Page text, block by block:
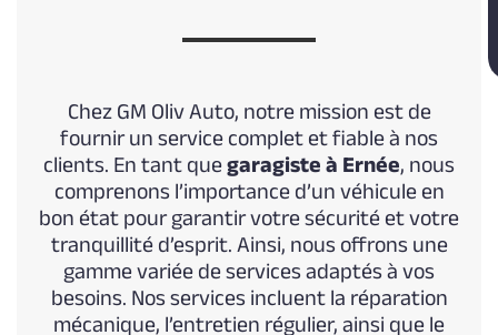
Chez GM Oliv Auto, notre mission est de
fournir un service complet et fiable à nos
clients. En tant quegaragiste à Ernée, nous
comprenons l’importance d’un véhicule en
bon état pour garantir votre sécurité et votre
tranquillité d’esprit. Ainsi, nous offrons une
gamme variée de services adaptés à vos
besoins. Nos services incluent la réparation
mécanique, l’entretien régulier, ainsi que le